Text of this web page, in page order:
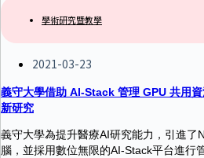
學術研究暨教學
2021-03-23
義守大學借助 AI-Stack 管理 GPU 共用
新研究
義守大學為提升醫療AI研究能力，引進了
腦，並採用數位無限的AI-Stack平台進行